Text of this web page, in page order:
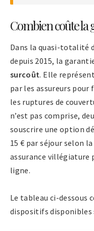
Combien coûte la
Dans la quasi-totalité
depuis 2015, la
surcoût. Elle
par les assureurs
les ruptures de
n’est pas comprise,
souscrire une option
15 € par séjour selon
assurance villégiature
ligne.
Le tableau ci-dessous
dispositifs disponibles